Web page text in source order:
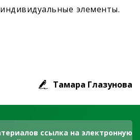
элементы.
Тамара Глазунова
ссылка на электронную